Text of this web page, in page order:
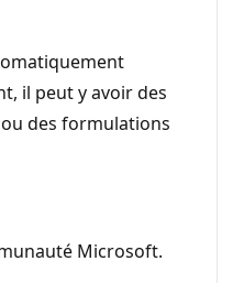
il peut y avoir des
des formulations
Microsoft.